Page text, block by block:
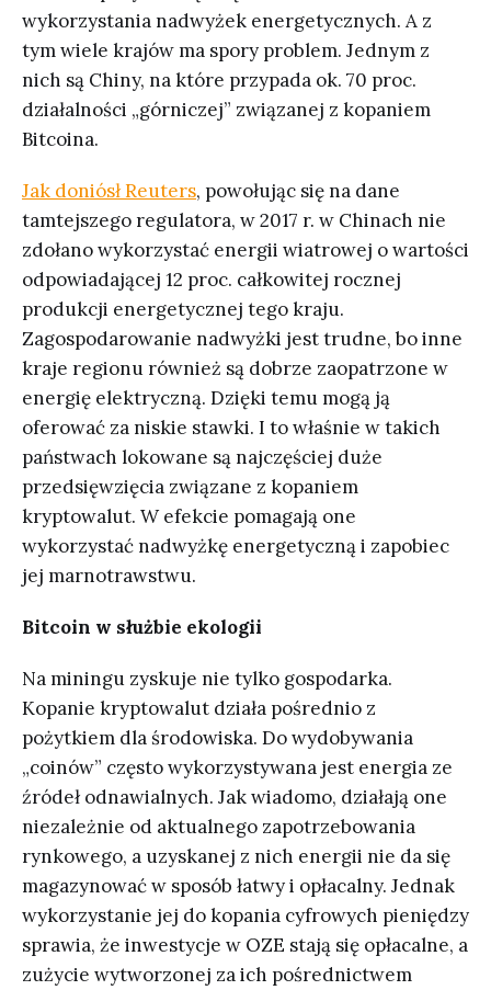
wykorzystania nadwyżek energetycznych. A z
tym wiele krajów ma spory problem. Jednym z
nich są Chiny, na które przypada ok. 70 proc.
działalności „górniczej” związanej z kopaniem
Bitcoina.
Jak doniósł Reuters, powołując się na dane
tamtejszego regulatora, w 2017 r. w Chinach nie
zdołano wykorzystać energii wiatrowej o wartości
odpowiadającej 12 proc. całkowitej rocznej
produkcji energetycznej tego kraju.
Zagospodarowanie nadwyżki jest trudne, bo inne
kraje regionu również są dobrze zaopatrzone w
energię elektryczną. Dzięki temu mogą ją
oferować za niskie stawki. I to właśnie w takich
państwach lokowane są najczęściej duże
przedsięwzięcia związane z kopaniem
kryptowalut. W efekcie pomagają one
wykorzystać nadwyżkę energetyczną i zapobiec
jej marnotrawstwu.
Bitcoin w służbie ekologii
Na miningu zyskuje nie tylko gospodarka.
Kopanie kryptowalut działa pośrednio z
pożytkiem dla środowiska. Do wydobywania
„coinów” często wykorzystywana jest energia ze
źródeł odnawialnych. Jak wiadomo, działają one
niezależnie od aktualnego zapotrzebowania
rynkowego, a uzyskanej z nich energii nie da się
magazynować w sposób łatwy i opłacalny. Jednak
wykorzystanie jej do kopania cyfrowych pieniędzy
sprawia, że inwestycje w OZE stają się opłacalne, a
zużycie wytworzonej za ich pośrednictwem